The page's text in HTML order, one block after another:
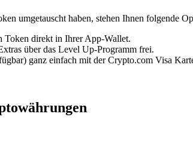
umgetauscht haben, stehen Ihnen folgende
Token direkt in Ihrer App-Wallet.
über das Level Up-Programm frei.
ganz einfach mit der Crypto.com Visa